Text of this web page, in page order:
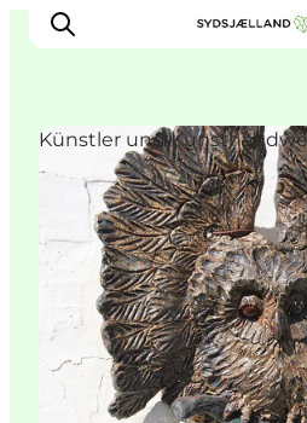
Erleben
Städte und Orte
Events
Essen
Unterkunft
Reise planen
Künstler und